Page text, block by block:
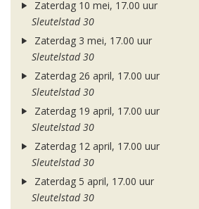
Zaterdag 10 mei, 17.00 uur
Sleutelstad 30
Zaterdag 3 mei, 17.00 uur
Sleutelstad 30
Zaterdag 26 april, 17.00 uur
Sleutelstad 30
Zaterdag 19 april, 17.00 uur
Sleutelstad 30
Zaterdag 12 april, 17.00 uur
Sleutelstad 30
Zaterdag 5 april, 17.00 uur
Sleutelstad 30